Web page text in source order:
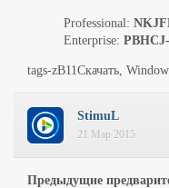
Professional:
Enterprise:
tags-zB11Скачать,
StimuL
21 Мар 2015
Предыдущие